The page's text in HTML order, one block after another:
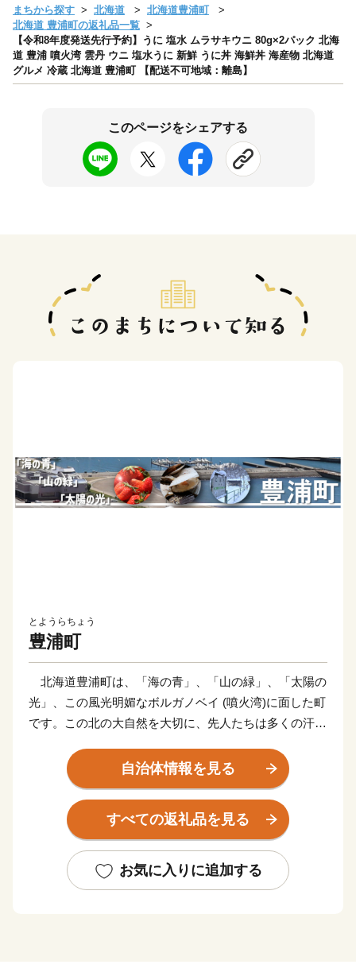
まちから探す 北海道
北海道豊浦町
北海道 豊浦町の返礼品一覧
【令和8年度発送先行予約】うに 塩水 ムラサキウニ 80g×2パック 北海
道 豊浦 噴火湾 雲丹 ウニ 塩水うに 新鮮 うに丼 海鮮丼 海産物 北海道
グルメ 冷蔵 北海道 豊浦町 【配送不可地域：離島】
このページをシェアする
とようらちょう
豊浦町
北海道豊浦町は、「海の青」、「山の緑」、「太陽の
光」、この風光明媚なボルガノベイ (噴火湾)に面した町
です。この北の大自然を大切に、先人たちは多くの汗を
の豊浦町があり、私たちは、この流した汗にまた一汗一
汗適応した施策を推し進め、次世代に受け継いでいかな
ければならないと考えています。
本町は従前より第一次産業において、大きく成長をし
「ホタテ」など、農業及び水産業が盛んであります。加
えて現在では、地場産品を生かした６次産業や観光事業
自治体情報を見る
すべての返礼品を見る
お気に入りに追加する